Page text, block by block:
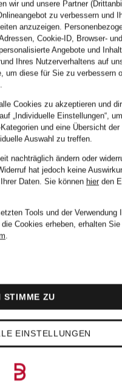
LOW
LL
175 €
wir und unsere Partner
zu verbessern und
anzuzeigen.
Cookie-ID, Browser-
Angebote und
Ihres Nutzerverhaltens auf
um diese für Sie zu verbessern
Cookies zu akzeptieren und
„Individuelle Einstellungen“,
und eine Übersicht
Auswahl zu treffen.
nachträglich ändern oder
hat jedoch keine
Daten. Sie können hier den
Tools und der Verwendung
Cookies erheben, erhalten
.
EINSTELLUNGEN
STIMME ZU